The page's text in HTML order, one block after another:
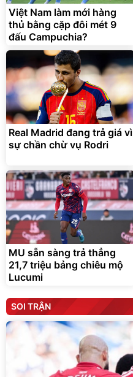
Việt Nam làm mới hàng
thủ bằng cặp đôi mét 9
đấu Campuchia?
Real Madrid đang trả giá vì
sự chần chừ vụ Rodri
MU sẵn sàng trả thẳng
21,7 triệu bảng chiêu mộ
Lucumi
SOI TRẬN